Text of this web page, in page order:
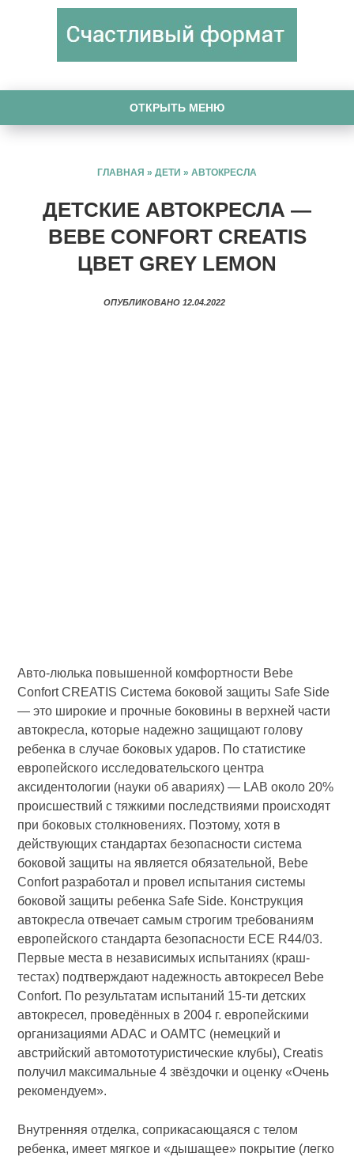
ОТКРЫТЬ МЕНЮ
ГЛАВНАЯ » ДЕТИ » АВТОКРЕСЛА
ДЕТСКИЕ АВТОКРЕСЛА —
BEBE CONFORT CREATIS
ЦВЕТ GREY LEMON
ОПУБЛИКОВАНО 12.04.2022
Авто-люлька повышенной комфортности Bebe
Confort CREATIS Система боковой защиты Safe Side
— это широкие и прочные боковины в верхней части
автокресла, которые надежно защищают голову
ребенка в случае боковых ударов. По статистике
европейского исследовательского центра
аксидентологии (науки об авариях) — LAB около 20%
проиcшествий с тяжкими последствиями происходят
при боковых столкновениях. Поэтому, хотя в
действующих стандартах безопасности система
боковой защиты на является обязательной, Bebe
Confort разработал и провел испытания системы
боковой защиты ребенка Safe Side. Конструкция
автокресла отвечает самым строгим требованиям
европейского стандарта безопасности ECE R44/03.
Первые места в независимых испытаниях (краш-
тестах) подтверждают надежность автокресел Bebe
Confort. По результатам испытаний 15-ти детских
автокресел, проведённых в 2004 г. европейскими
организациями ADAC и OAMTC (немецкий и
австрийский автомототуристические клубы), Creatis
получил максимальные 4 звёздочки и оценку «Очень
рекомендуем».
Внутренняя отделка, соприкасающаяся с телом
ребенка, имеет мягкое и «дышащее» покрытие (легко